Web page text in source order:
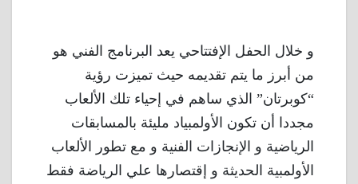
و خلال الحفل الإفتتاحي يعد البرنامج الفني هو
من أبرز ما يتم تقديمه حيث تميزت رؤية
“كوبرتان” الذي ساهم في إحياء تلك الألعاب
مجددا أن تكون الأولمبياد مليئة بالمسابقات
الرياضية و الإنجازات الفنية و مع تطور الألعاب
الأولمبية الحديثة و إقتصارها علي الرياضة فقط